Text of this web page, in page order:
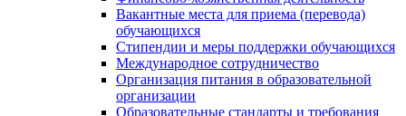
Вакантные места для приема (перевода)
обучающихся
Стипендии и меры поддержки обучающихся
Международное сотрудничество
Организация питания в образовательной
организации
Образовательные стандарты и требования